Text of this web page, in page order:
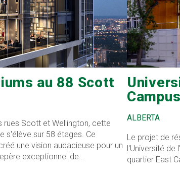
au plafond.
au 88 Scott
rues Scott et Wellington, cette
s'élève sur 58 étages. Ce
une vision audacieuse pour un
exceptionnel de
ALBERTA
Le projet de
l'Université
quartier East